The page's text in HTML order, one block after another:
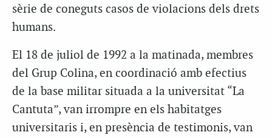
sèrie de coneguts casos de violacions dels drets
humans.
El 18 de juliol de 1992 a la matinada, membres
del Grup Colina, en coordinació amb efectius
de la base militar situada a la universitat “La
Cantuta”, van irrompre en els habitatges
universitaris i, en presència de testimonis, van